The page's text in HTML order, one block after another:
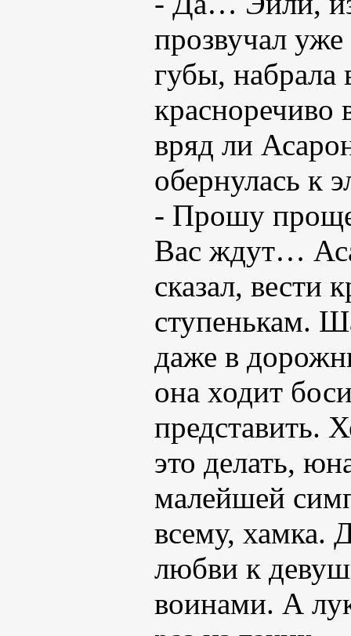
прозвучал
губы, набрала
красноречиво
вряд ли
обернулась к
- Прошу
Вас ждут…
сказал, вести
ступенькам.
даже в
она ходит
представить.
это делать,
малейшей
всему, хамка.
любви к
воинами. А